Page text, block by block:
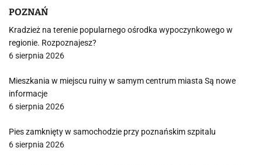
POZNAŃ
Kradzież na terenie popularnego ośrodka wypoczynkowego w
regionie. Rozpoznajesz?
6 sierpnia 2026
Mieszkania w miejscu ruiny w samym centrum miasta Są nowe
informacje
6 sierpnia 2026
Pies zamknięty w samochodzie przy poznańskim szpitalu
6 sierpnia 2026